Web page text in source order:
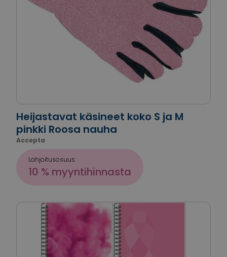
Heijastavat käsineet koko S ja M
pinkki Roosa nauha
Accepta
Lahjoitusosuus
10 % myyntihinnasta